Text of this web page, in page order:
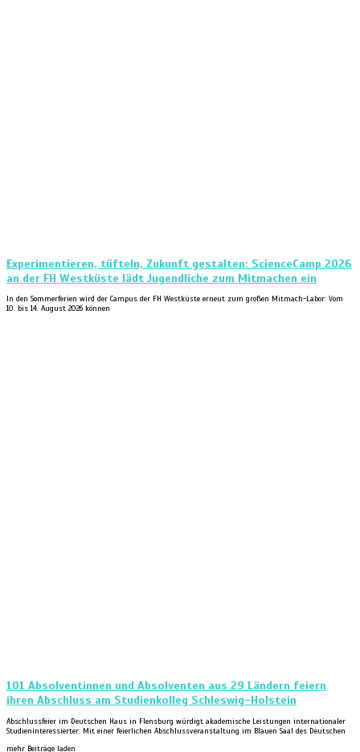
Experimentieren, tüfteln, Zukunft gestalten: ScienceCamp 2026
an der FH Westküste lädt Jugendliche zum Mitmachen ein
In den Sommerferien wird der Campus der FH Westküste erneut zum großen Mitmach-Labor: Vom
10. bis 14. August 2026 können
101 Absolventinnen und Absolventen aus 29 Ländern feiern
ihren Abschluss am Studienkolleg Schleswig-Holstein
Abschlussfeier im Deutschen Haus in Flensburg würdigt akademische Leistungen internationaler
Studieninteressierter. Mit einer feierlichen Abschlussveranstaltung im Blauen Saal des Deutschen
mehr Beiträge laden